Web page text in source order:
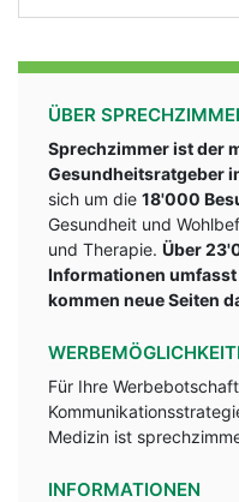
ÜBER
Sprechzimmer ist der
Gesundheitsratgeber
sich um die 18'000
Gesundheit und
und Therapie. Über
Informationen
kommen neue Seiten
Für Ihre
Medizin ist
INFORMATIONEN